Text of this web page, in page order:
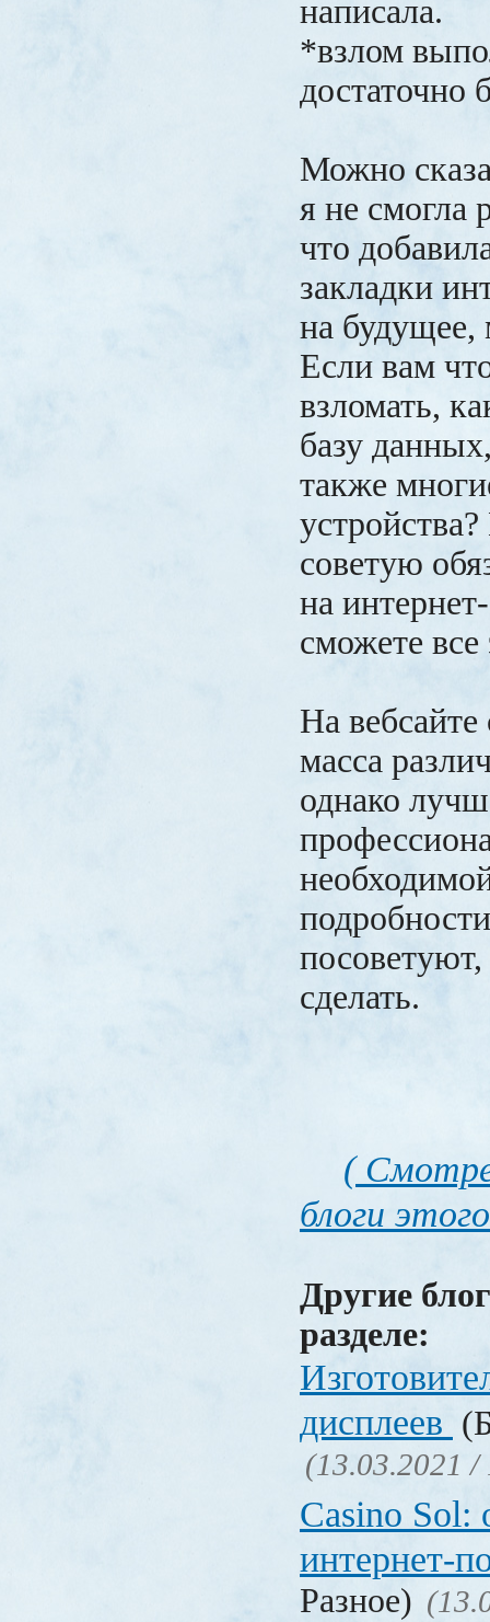
написала.
*взлом
достаточно
Можно
я не смогла
что
закладки
на будущее,
Если вам
взломать,
базу
также
советую
на
сможете все
На
масса
однако
сделать.
(
блоги
Другие
разделе:
дисплеев
(13.03.2021 /
Casino Sol:
интернет-
Разное)